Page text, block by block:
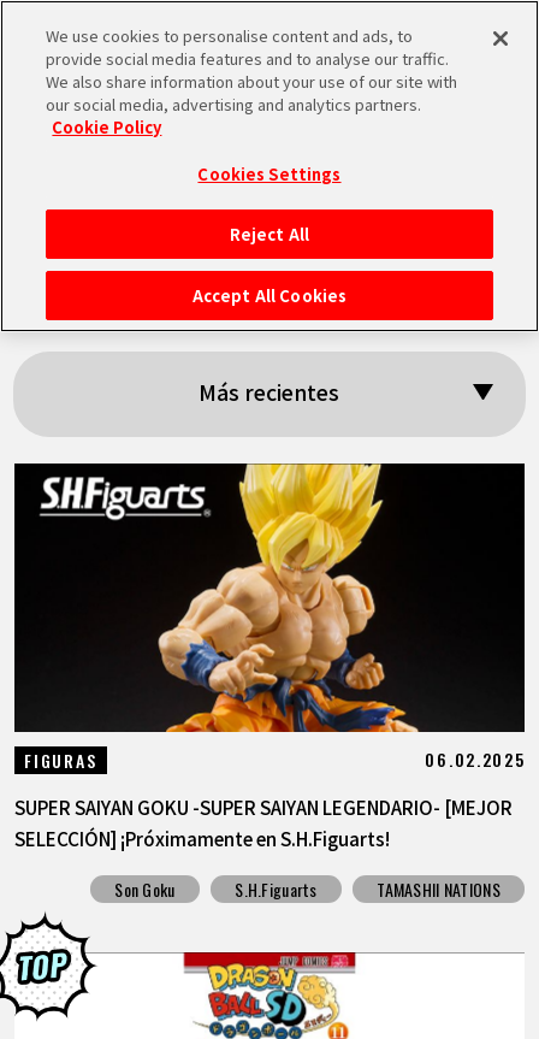
MEN
INICIO
NOTICIAS
LO MÁS DESTACADO
VÍDEOS
ACERCA DE
LANGUAGE
JP
Resultados: 「Son
Goku」
Más recientes
FIGURAS 06.02.2025
SUPER SAIYAN GOKU -SUPER SAIYAN LEGENDARIO- [MEJOR
SELECCIÓN] ¡Próximamente en S.H.Figuarts!
Son Goku S.H.Figuarts TAMASHII NATIONS
We use cookies to personalise content and ads, to
provide social media features and to analyse our traffic.
We also share information about your use of our site with
our social media, advertising and analytics partners.
Cookie Policy
Cookies Settings
Reject All
Accept All Cookies